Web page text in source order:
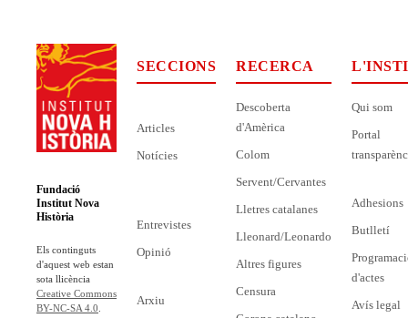
Fundació
Institut Nova
Història
Els continguts
d'aquest web estan
sota llicència
Creative Commons
BY-NC-SA 4.0
SECCIONS
Articles
Notícies
Entrevistes
Opinió
Arxiu
RECERCA
Descoberta
d'Amèrica
Colom
Servent/Cervantes
Lletres catalanes
Lleonard/Leonardo
Altres figures
Censura
Qui som
Portal
Adhesions
Butlletí
d'actes
Avís legal